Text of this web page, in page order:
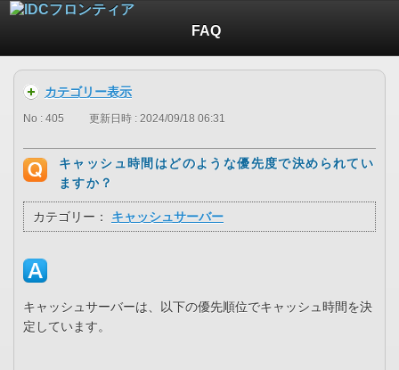
FAQ
カテゴリー表示
No : 405 更新日時 : 2024/09/18 06:31
キャッシュ時間はどのような優先度で決められてい
ますか？
カテゴリー： キャッシュサーバー
キャッシュサーバーは、以下の優先順位でキャッシュ時間を決
定しています。